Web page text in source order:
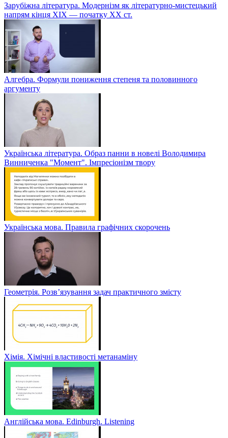
Зарубіжна література. Модернізм як літературно-мистецький
напрям кінця XIX — початку XX ст.
Алгебра. Формули пониження степеня та половинного
аргументу
Українська література. Образ панни в новелі Володимира
Винниченка "Момент". Імпресіонізм твору
Українська мова. Правила графічних скорочень
Геометрія. Розв’язування задач практичного змісту
Хімія. Хімічні властивості метанаміну
Англійська мова. Edinburgh. Listening